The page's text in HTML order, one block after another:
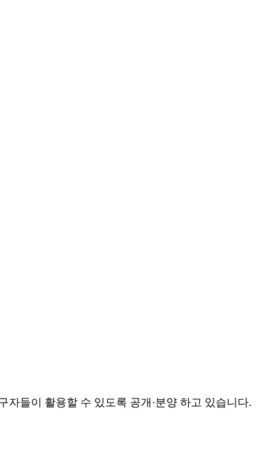
자들이 활용할 수 있도록 공개·분양 하고 있습니다.